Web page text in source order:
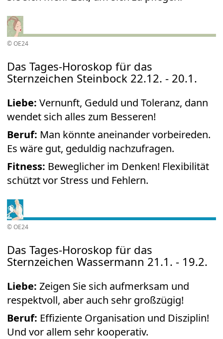
© OE24
Das Tages-Horoskop für das
Sternzeichen Steinbock 22.12. - 20.1.
Liebe: Vernunft, Geduld und Toleranz, dann
wendet sich alles zum Besseren!
Beruf: Man könnte aneinander vorbeireden.
Es wäre gut, geduldig nachzufragen.
Fitness: Beweglicher im Denken! Flexibilität
schützt vor Stress und Fehlern.
© OE24
Das Tages-Horoskop für das
Sternzeichen Wassermann 21.1. - 19.2.
Liebe: Zeigen Sie sich aufmerksam und
respektvoll, aber auch sehr großzügig!
Beruf: Effiziente Organisation und Disziplin!
Und vor allem sehr kooperativ.